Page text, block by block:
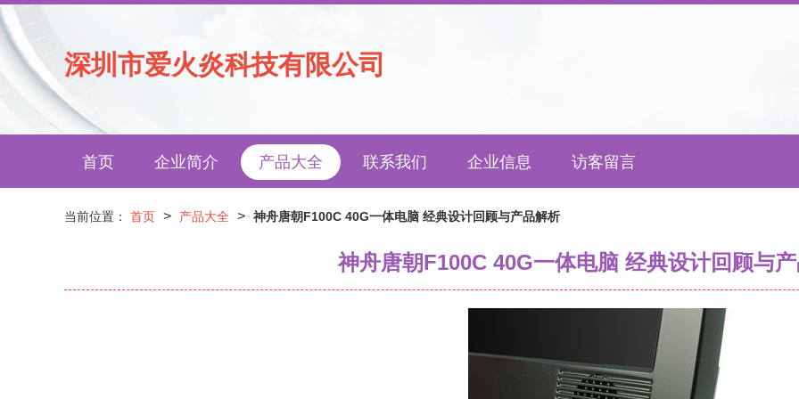
深圳市爱火炎科技有限公司
首页 企业简介 产品大全 联系我们 企业信息 访客留言
当前位置： 首页 > 产品大全 > 神舟唐朝F100C 40G一体电脑 经典设计回顾与产品解析
神舟唐朝F100C 40G一体电脑 经典设计回顾与